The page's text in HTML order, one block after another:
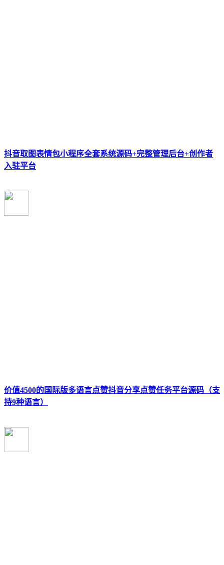
抖音取图表情包小程序全套系统源码+完整管理后台+创作者
入驻平台
价值4500的国际版多语言点赞抖音分享点赞任务平台源码（支
持9种语言）